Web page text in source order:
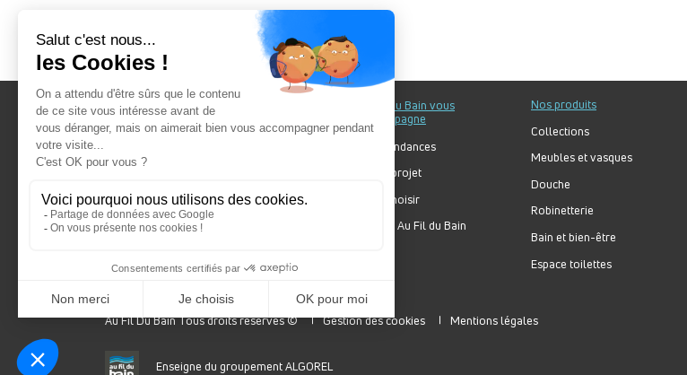
Au fil du Bain
Nos showrooms
Nos engagements
Algorel
Au fil du Bain vous
accompagne
Nos tendances
Votre projet
Bien choisir
Forum Au Fil du Bain
Nos produits
Collections
Meubles et vasques
Douche
Robinetterie
Bain et bien-être
Espace toilettes
Au Fil Du Bain Tous droits réservés © Gestion des cookies Mentions légales
Enseigne du groupement ALGOREL